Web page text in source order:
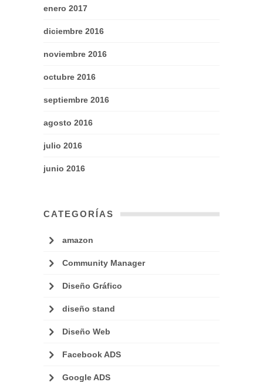
enero 2017
diciembre 2016
noviembre 2016
octubre 2016
septiembre 2016
agosto 2016
julio 2016
junio 2016
CATEGORÍAS
amazon
Community Manager
Diseño Gráfico
diseño stand
Diseño Web
Facebook ADS
Google ADS